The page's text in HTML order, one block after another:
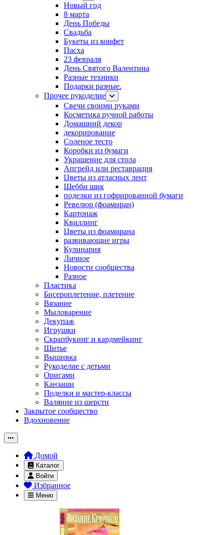
Новый год
8 марта
День Победы
Свадьба
Букеты из конфет
Пасха
23 февраля
День Святого Валентина
Разные техники
Подарки разные.
Прочее рукоделие
Свечи своими руками
Косметика ручной работы
Домашний декор
декорирование
Соленое тесто
Коробки из бумаги
Украшение для стола
Апгрейд или реставрация
Цветы из атласных лент
Шебби шик
поделки из гофрированной бумаги
Ревелюр (фоамиран)
Картонаж
Квиллинг
Цветы из фоамирана
развивающие игры
Кулинария
Личное
Новости сообщества
Разное
Пластика
Бисероплетение, плетение
Вязание
Мыловарение
Декупаж
Игрушки
Скрапбукинг и кардмейкинг
Шитье
Вышивка
Рукоделие с детьми
Оригами
Канзаши
Поделки и мастер-классы
Валяние из шерсти
Закрытое сообщество
Вдохновение
Домой
Каталог
Войти
Избранное
Меню